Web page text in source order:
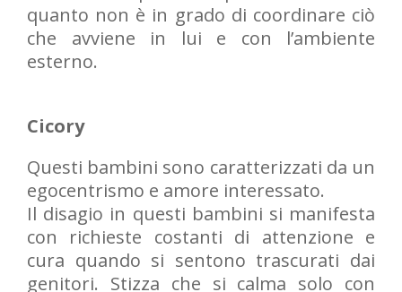
quanto non è in grado di coordinare ciò
che avviene in lui e con l’ambiente
esterno.
Cicory
Questi bambini sono caratterizzati da un
egocentrismo e amore interessato.
Il disagio in questi bambini si manifesta
con richieste costanti di attenzione e
cura quando si sentono trascurati dai
genitori. Stizza che si calma solo con